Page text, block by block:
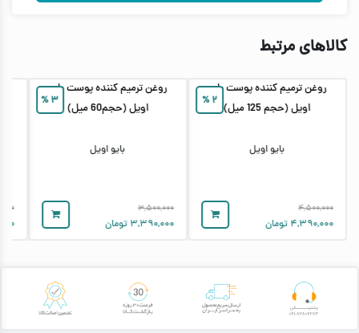
کالاهای مرتبط
۲ %
روغن ترمیم کننده پوست بایو
اویل (حجم 125 میل)
بایو اویل
۴,۵۰۰,۰۰۰
۴,۳۹۰,۰۰۰ تومان
۳%
روغن ترمیم کننده پوست بایو
اویل (حجم60 میل)
بایو اویل
۳,۵۰۰,۰۰۰
۳,۳۹۰,۰۰۰ تومان